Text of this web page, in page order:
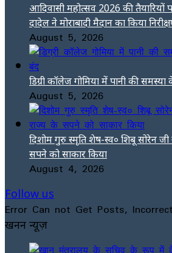
आदिवासी महोत्सव 2026 की
दादेल ने मोराबादी मैदान का किया
August 5, 2026
डिग्री कॉलेज गोमिया में पानी की
August 5, 2026
दिशोम गुरु स्मृति शेष-स्व० शिबू सोरेन
सपने को साकार किया
August 4, 2026
Follow us
Error Can not Get Posts,
खनन न्यूज़